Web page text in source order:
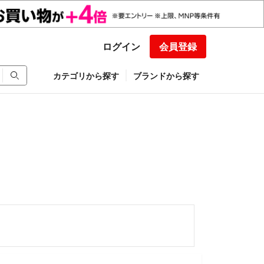
ログイン 会員登録
カテゴリから探す ブランドから探す